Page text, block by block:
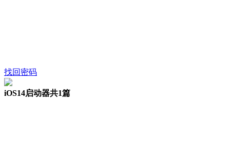
找回密码
iOS14启动器共1篇